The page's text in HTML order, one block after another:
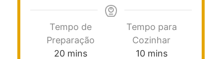
Tempo de
Preparação
20 mins
Tempo para
Cozinhar
10 mins